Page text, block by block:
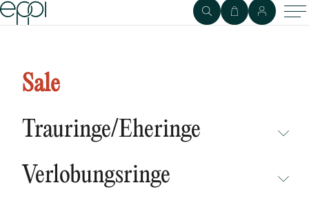
Sale
Trauringe/Eheringe
NEUHEITEN
Verlobungsringe
und Diamanten Elsterna